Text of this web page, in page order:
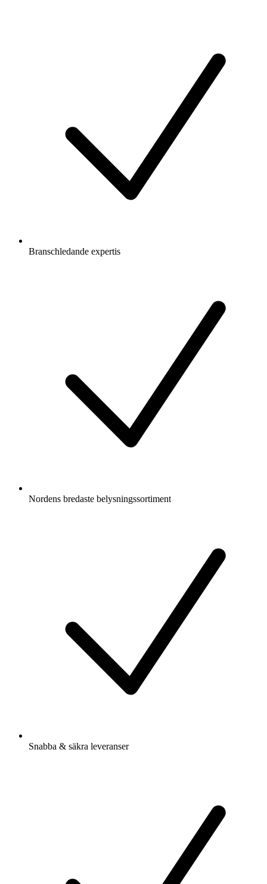
Branschledande expertis
Nordens bredaste belysningssortiment
Snabba & säkra leveranser